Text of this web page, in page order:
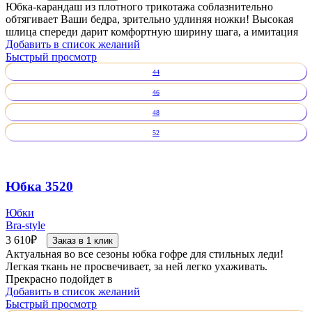
Юбка-карандаш из плотного трикотажа соблазнительно
обтягивает Ваши бедра, зрительно удлиняя ножки! Высокая
шлица спереди дарит комфортную ширину шага, а имитация
Добавить в список желаний
Быстрый просмотр
44
46
48
52
Юбка 3520
Юбки
Bra-style
3 610₽ Заказ в 1 клик
Актуальная во все сезоны юбка гофре для стильных леди!
Легкая ткань не просвечивает, за ней легко ухаживать.
Прекрасно подойдет в
Добавить в список желаний
Быстрый просмотр